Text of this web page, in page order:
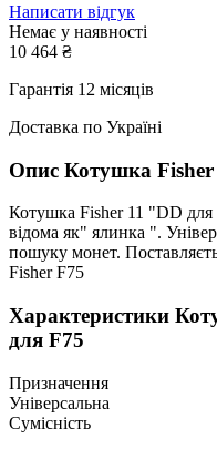
Написати відгук
Немає у наявності
10 464 ₴
Гарантія 12 місяців
Доставка по Україні
Опис Котушка
Котушка Fisher 11 "DD для
відома як" ялинка ".
пошуку монет.
Fisher F75
Характеристики
для F75
Призначення
Універсальна
Сумісність